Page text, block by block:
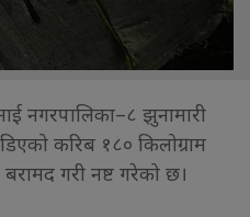
नगरपालिका–८ झुनामारी
करिब १८० किलोग्राम
बरामद गरी नष्ट गरेको छ।